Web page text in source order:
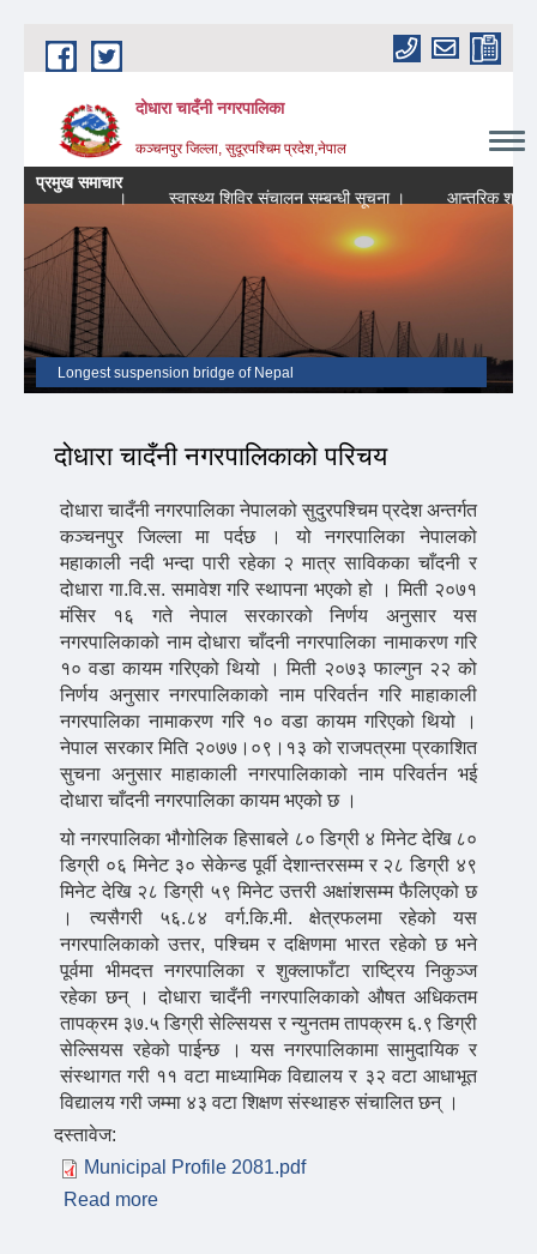
Skip to main content
दोधारा चादँनी नगरपालिका
कञ्चनपुर जिल्ला, सुदूरपश्चिम प्रदेश,नेपाल
प्रमुख समाचार
सूचना ।
स्वास्थ्य शिविर संचालन सम्बन्धी सूचना । आन्तरिक श्रोत
Longest suspension bridge of Nepal
दोधारा चादँनी नगरपालिकाको परिचय
दोधारा चादँनी नगरपालिका नेपालको सुदुरपश्चिम प्रदेश अन्तर्गत
कञ्चनपुर जिल्ला मा पर्दछ । यो नगरपालिका नेपालको
महाकाली नदी भन्दा पारी रहेका २ मात्र साविकका चाँदनी र
दोधारा गा.वि.स. समावेश गरि स्थापना भएको हो । मिती २०७१
मंसिर १६ गते नेपाल सरकारको निर्णय अनुसार यस
नगरपालिकाको नाम दोधारा चाँदनी नगरपालिका नामाकरण गरि
१० वडा कायम गरिएको थियो । मिती २०७३ फाल्गुन २२ को
निर्णय अनुसार नगरपालिकाको नाम परिवर्तन गरि माहाकाली
नगरपालिका नामाकरण गरि १० वडा कायम गरिएको थियो ।
नेपाल सरकार मिति २०७७।०९।१३ को राजपत्रमा प्रकाशित
सुचना अनुसार माहाकाली नगरपालिकाको नाम परिवर्तन भई
दोधारा चाँदनी नगरपालिका कायम भएको छ ।
यो नगरपालिका भौगोलिक हिसाबले ८० डिग्री ४ मिनेट देखि ८०
डिग्री ०६ मिनेट ३० सेकेन्ड पूर्वी देशान्तरसम्म र २८ डिग्री ४९
मिनेट देखि २८ डिग्री ५९ मिनेट उत्तरी अक्षांशसम्म फैलिएको छ
। त्यसैगरी ५६.८४ वर्ग.कि.मी. क्षेत्रफलमा रहेको यस
नगरपालिकाको उत्तर, पश्चिम र दक्षिणमा भारत रहेको छ भने
पूर्वमा भीमदत्त नगरपालिका र शुक्लाफाँटा राष्ट्रिय निकुञ्ज
रहेका छन् । दोधारा चादँनी नगरपालिकाको औषत अधिकतम
तापक्रम ३७.५ डिग्री सेल्सियस र न्युनतम तापक्रम ६.९ डिग्री
सेल्सियस रहेको पाईन्छ । यस नगरपालिकामा सामुदायिक र
संस्थागत गरी ११ वटा माध्यामिक विद्यालय र ३२ वटा आधाभूत
विद्यालय गरी जम्मा ४३ वटा शिक्षण संस्थाहरु संचालित छन् ।
दस्तावेज:
Municipal Profile 2081.pdf
Read more